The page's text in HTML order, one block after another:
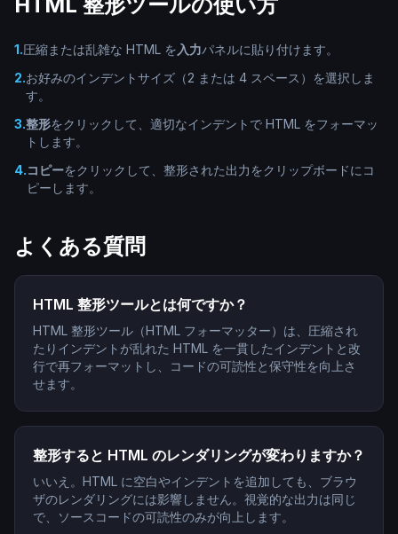
1.圧縮または乱雑な HTML を 入力パネルに貼り付けます。
2.お好みのインデントサイズ（2 または 4 スペース）を選択しま
す。
3.整形をクリックして、適切なインデントで HTML をフォーマッ
トします。
4.コピーをクリックして、整形された出力をクリップボードにコ
ピーします。
よくある質問
HTML 整形ツールとは何ですか？
HTML 整形ツール（HTML フォーマッター）は、圧縮され
たりインデントが乱れた HTML を一貫したインデントと改
行で再フォーマットし、コードの可読性と保守性を向上さ
せます。
整形すると HTML のレンダリングが変わりますか？
いいえ。HTML に空白やインデントを追加しても、ブラウ
ザのレンダリングには影響しません。視覚的な出力は同じ
で、ソースコードの可読性のみが向上します。